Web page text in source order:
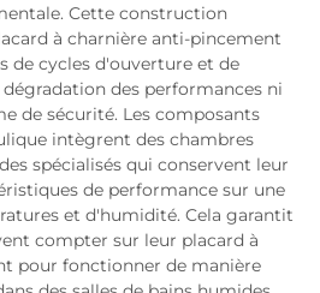
Cette construction
à charnière anti-pincement
de cycles d'ouverture et de
des performances ni
de sécurité. Les composants
intègrent des chambres
spécialisés qui conservent leur
de performance sur une
et d'humidité. Cela garantit
compter sur leur placard à
pour fonctionner de manière